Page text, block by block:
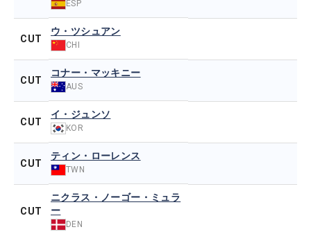
ESP
CUT
ウ・ツシュアン
CHI
CUT
コナー・マッキニー
AUS
CUT
イ・ジュンソ
KOR
CUT
ティン・ローレンス
TWN
CUT
ニクラス・ノーゴー・ミュラ
ー
DEN